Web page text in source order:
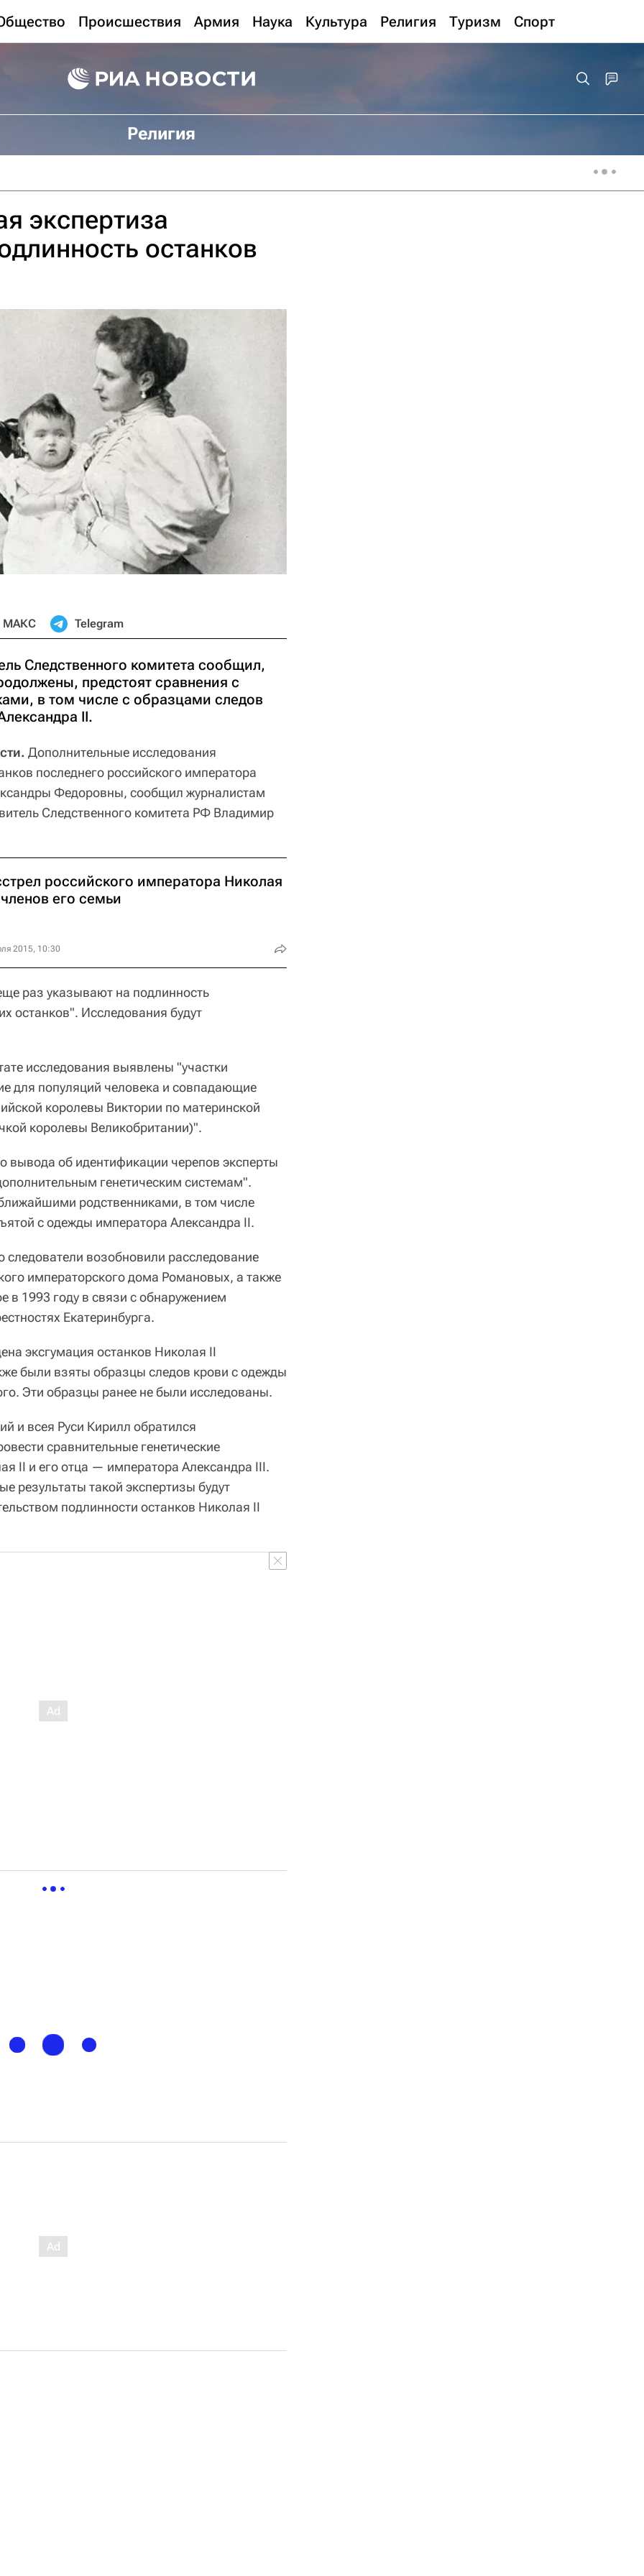
Происшествия Армия Наука Культура Религия Туризм Спорт
Религия
экспертиза
останков
МАКС Telegram
Следственного комитета сообщил,
предстоят сравнения с
в том числе с образцами следов
II.
Дополнительные исследования
последнего российского императора
Федоровны, сообщил журналистам
Следственного комитета РФ Владимир
российского императора Николая
его семьи
2015, 10:30
раз указывают на подлинность
останков". Исследования будут
исследования выявлены "участки
для популяций человека и совпадающие
королевы Виктории по материнской
королевы Великобритании)".
вывода об идентификации черепов эксперты
генетическим системам".
родственниками, в том числе
с одежды императора Александра II.
следователи возобновили расследование
императорского дома Романовых, а также
в 1993 году в связи с обнаружением
Екатеринбурга.
эксгумация останков Николая II
были взяты образцы следов крови с одежды
Эти образцы ранее не были исследованы.
и всея Руси Кирилл обратился
сравнительные генетические
II и его отца — императора Александра III.
результаты такой экспертизы будут
подлинности останков Николая II